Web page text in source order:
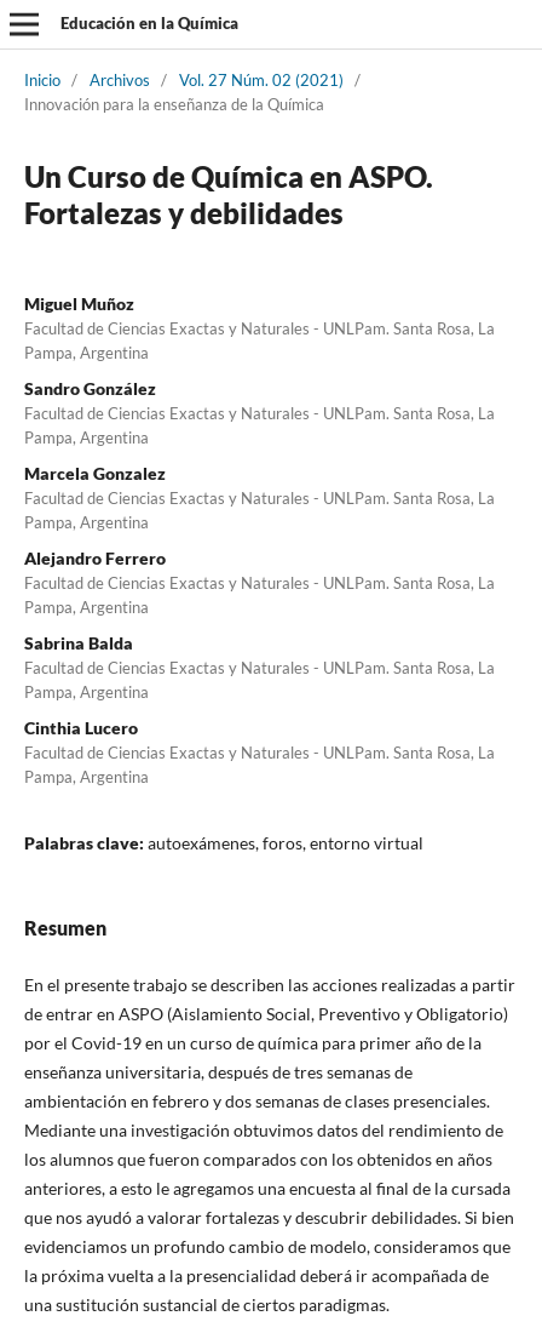
Educación en la Química
Inicio / Archivos / Vol. 27 Núm. 02 (2021)
/
Innovación para la enseñanza de la Química
Un Curso de Química en ASPO.
Fortalezas y debilidades
Miguel Muñoz
Facultad de Ciencias Exactas y Naturales - UNLPam. Santa Rosa, La
Pampa, Argentina
Sandro González
Facultad de Ciencias Exactas y Naturales - UNLPam. Santa Rosa, La
Pampa, Argentina
Marcela Gonzalez
Facultad de Ciencias Exactas y Naturales - UNLPam. Santa Rosa, La
Pampa, Argentina
Alejandro Ferrero
Facultad de Ciencias Exactas y Naturales - UNLPam. Santa Rosa, La
Pampa, Argentina
Sabrina Balda
Facultad de Ciencias Exactas y Naturales - UNLPam. Santa Rosa, La
Pampa, Argentina
Cinthia Lucero
Facultad de Ciencias Exactas y Naturales - UNLPam. Santa Rosa, La
Pampa, Argentina
Palabras clave: autoexámenes, foros, entorno virtual
Resumen
En el presente trabajo se describen las acciones realizadas a partir
de entrar en ASPO (Aislamiento Social, Preventivo y Obligatorio)
por el Covid-19 en un curso de química para primer año de la
enseñanza universitaria, después de tres semanas de
ambientación en febrero y dos semanas de clases presenciales.
Mediante una investigación obtuvimos datos del rendimiento de
los alumnos que fueron comparados con los obtenidos en años
anteriores, a esto le agregamos una encuesta al final de la cursada
que nos ayudó a valorar fortalezas y descubrir debilidades. Si bien
evidenciamos un profundo cambio de modelo, consideramos que
la próxima vuelta a la presencialidad deberá ir acompañada de
una sustitución sustancial de ciertos paradigmas.